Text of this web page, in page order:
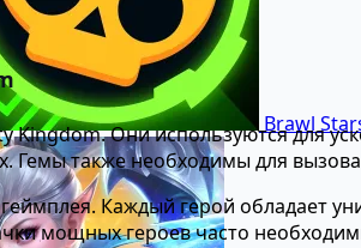
Brawl
Они используются для
Гемы также необходимы для
Каждый герой обладает
мощных героев часто